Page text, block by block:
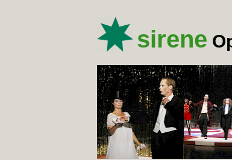
sirene